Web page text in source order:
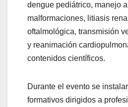
dengue pediátrico, manejo
malformaciones, litiasis
oftalmológica, transmisión
y reanimación
contenidos científicos.
Durante el evento se
formativos dirigidos a